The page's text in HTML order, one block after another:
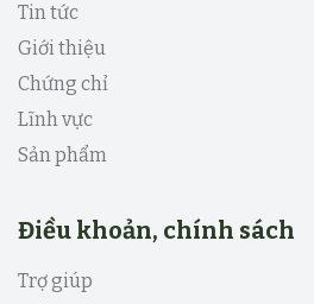
Tin tức
Giới thiệu
Chứng chỉ
Lĩnh vực
Sản phẩm
Điều khoản, chính sách
Trợ giúp